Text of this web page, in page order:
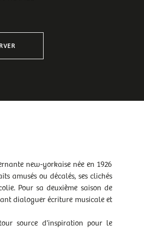
new-yorkaise née en 1926
amusés ou décalés, ses clichés
Pour sa deuxième saison de
dialoguer écriture musicale et
source d'inspiration pour le